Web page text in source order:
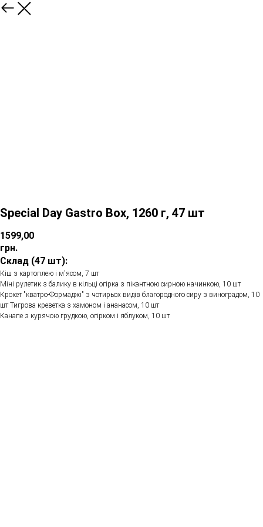
Special Day Gastro Box, 1260 г, 47 шт
1599,00
грн.
Склад (47 шт):
Кіш з картоплею і м'ясом, 7 шт
Міні рулетик з балику в кільці огірка з пікантною сирною начинкою, 10 шт
Крокет "кватро-Формаджі" з чотирьох видів благородного сиру з виноградом, 10
шт Тигрова креветка з хамоном і ананасом, 10 шт
Канапе з курячою грудкою, огірком і яблуком, 10 шт